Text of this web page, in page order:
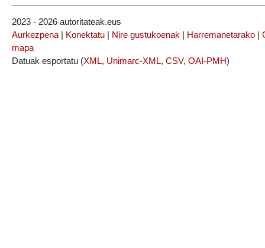
2023 - 2026 autoritateak.eus
Aurkezpena | Konektatu | Nire gustukoenak | Harremanetarako |
mapa
Datuak esportatu (XML, Unimarc-XML, CSV, OAI-PMH)